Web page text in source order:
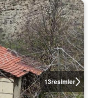
13resimler